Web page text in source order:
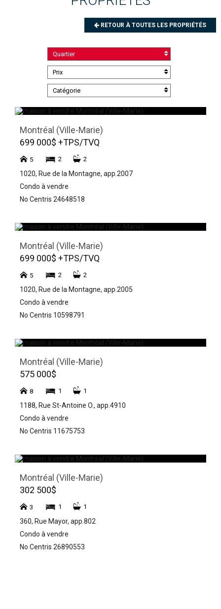
RETOUR À TOUTES LES PROPRIÉTÉS
Quartier
Prix
Catégorie
Montréal (Ville-Marie)
699 000$ +TPS/TVQ
5 2 2
1020, Rue de la Montagne, app.2007
Condo à vendre
No Centris 24648518
Montréal (Ville-Marie)
699 000$ +TPS/TVQ
5 2 2
1020, Rue de la Montagne, app.2005
Condo à vendre
No Centris 10598791
Montréal (Ville-Marie)
575 000$
8 1 1
1188, Rue St-Antoine O., app.4910
Condo à vendre
No Centris 11675753
Montréal (Ville-Marie)
302 500$
3 1 1
360, Rue Mayor, app.802
Condo à vendre
No Centris 26890553